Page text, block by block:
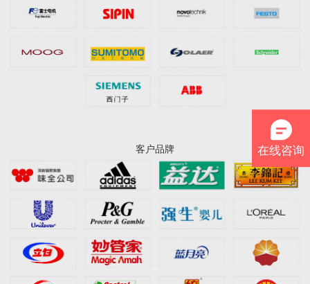
客户品牌 在线咨询